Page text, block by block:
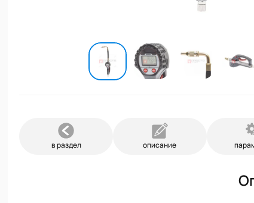
в раздел описание